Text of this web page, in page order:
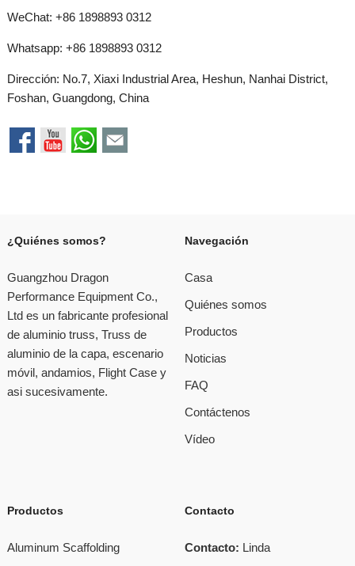
WeChat: +86 1898893 0312
Whatsapp: +86 1898893 0312
Dirección: No.7, Xiaxi Industrial Area, Heshun, Nanhai District,
Foshan, Guangdong, China
¿Quiénes somos?
Guangzhou Dragon
Performance Equipment Co.,
Ltd es un fabricante profesional
de aluminio truss, Truss de
aluminio de la capa, escenario
móvil, andamios, Flight Case y
asi sucesivamente.
Navegación
Casa
Quiénes somos
Productos
Noticias
FAQ
Contáctenos
Vídeo
Productos
Aluminum Scaffolding
Contacto
Contacto: Linda